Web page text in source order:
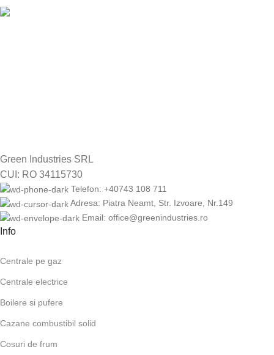
Green Industries SRL
CUI: RO 34115730
Telefon: +40743 108 711
Adresa: Piatra Neamt, Str. Izvoare, Nr.149
Email: office@greenindustries.ro
Info
Centrale pe gaz
Centrale electrice
Boilere si pufere
Cazane combustibil solid
Cosuri de frum